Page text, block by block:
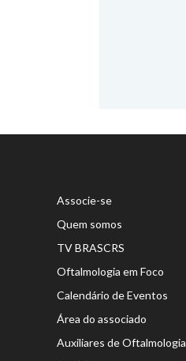
Associe-se
Quem somos
TV BRASCRS
Oftalmologia em Foco
Calendário de Eventos
Área do associado
Auxiliares de Oftalmologia